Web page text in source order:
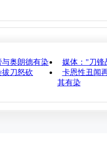
奥朗德有染
媒体："刀锋
刀怒砍
卡恩性丑闻
其有染